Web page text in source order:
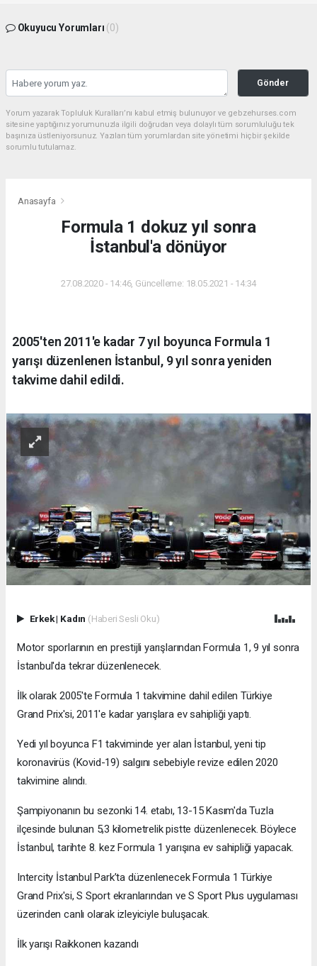
Okuyucu Yorumları (0)
Gönder
Yorum yazarak Topluluk Kuralları’nı kabul etmiş bulunuyor ve gebzehurses.com
sitesine yaptığınız yorumunuzla ilgili doğrudan veya dolaylı tüm sorumluluğu tek
başınıza üstleniyorsunuz. Yazılan tüm yorumlardan site yönetimi hiçbir şekilde
sorumlu tutulamaz.
Anasayfa
Formula 1 dokuz yıl sonra
İstanbul'a dönüyor
27.08.2020 - 14:46, Güncelleme: 18.05.2021 - 14:34
2005'ten 2011'e kadar 7 yıl boyunca Formula 1
yarışı düzenlenen İstanbul, 9 yıl sonra yeniden
takvime dahil edildi.
Erkek| Kadın (Haberi Sesli Oku)
Motor sporlarının en prestijli yarışlarından Formula 1, 9 yıl sonra
İstanbul'da tekrar düzenlenecek.
İlk olarak 2005'te Formula 1 takvimine dahil edilen Türkiye
Grand Prix'si, 2011'e kadar yarışlara ev sahipliği yaptı.
Yedi yıl boyunca F1 takviminde yer alan İstanbul, yeni tip
koronavirüs (Kovid-19) salgını sebebiyle revize edilen 2020
takvimine alındı.
Şampiyonanın bu sezonki 14. etabı, 13-15 Kasım'da Tuzla
ilçesinde bulunan 5,3 kilometrelik pistte düzenlenecek. Böylece
İstanbul, tarihte 8. kez Formula 1 yarışına ev sahipliği yapacak.
Intercity İstanbul Park’ta düzenlenecek Formula 1 Türkiye
Grand Prix'si, S Sport ekranlarından ve S Sport Plus uygulaması
üzerinden canlı olarak izleyiciyle buluşacak.
İlk yarışı Raikkonen kazandı